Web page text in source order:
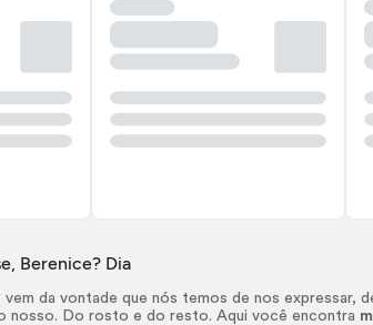
Berenice? Dia
da vontade que nós temos de nos expressar,
nosso. Do rosto e do resto. Aqui você encontra